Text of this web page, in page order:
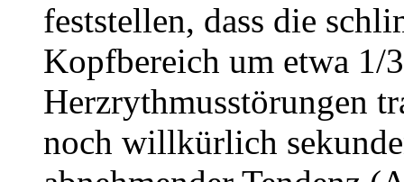
feststellen, dass die
Kopfbereich um etwa 1/
Herzrythmusstörungen
noch willkürlich